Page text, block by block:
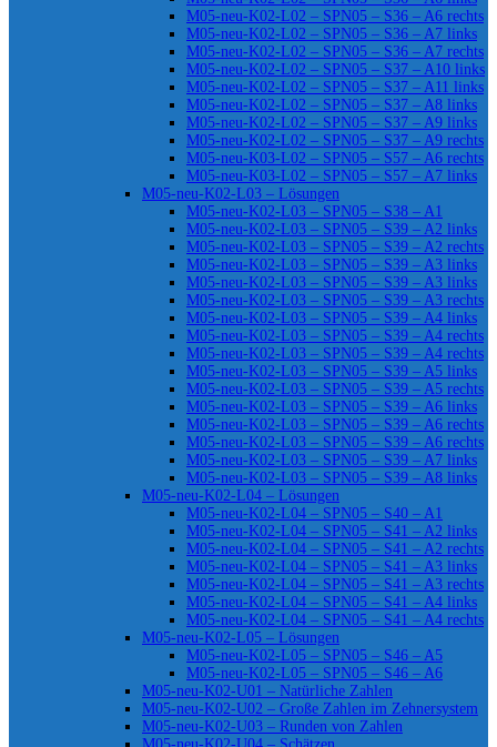
M05-neu-K02-L02 – SPN05 – S36 – A6 rechts
M05-neu-K02-L02 – SPN05 – S36 – A7 links
M05-neu-K02-L02 – SPN05 – S36 – A7 rechts
M05-neu-K02-L02 – SPN05 – S37 – A10 links
M05-neu-K02-L02 – SPN05 – S37 – A11 links
M05-neu-K02-L02 – SPN05 – S37 – A8 links
M05-neu-K02-L02 – SPN05 – S37 – A9 links
M05-neu-K02-L02 – SPN05 – S37 – A9 rechts
M05-neu-K03-L02 – SPN05 – S57 – A6 rechts
M05-neu-K03-L02 – SPN05 – S57 – A7 links
M05-neu-K02-L03 – Lösungen
M05-neu-K02-L03 – SPN05 – S38 – A1
M05-neu-K02-L03 – SPN05 – S39 – A2 links
M05-neu-K02-L03 – SPN05 – S39 – A2 rechts
M05-neu-K02-L03 – SPN05 – S39 – A3 links
M05-neu-K02-L03 – SPN05 – S39 – A3 links
M05-neu-K02-L03 – SPN05 – S39 – A3 rechts
M05-neu-K02-L03 – SPN05 – S39 – A4 links
M05-neu-K02-L03 – SPN05 – S39 – A4 rechts
M05-neu-K02-L03 – SPN05 – S39 – A4 rechts
M05-neu-K02-L03 – SPN05 – S39 – A5 links
M05-neu-K02-L03 – SPN05 – S39 – A5 rechts
M05-neu-K02-L03 – SPN05 – S39 – A6 links
M05-neu-K02-L03 – SPN05 – S39 – A6 rechts
M05-neu-K02-L03 – SPN05 – S39 – A6 rechts
M05-neu-K02-L03 – SPN05 – S39 – A7 links
M05-neu-K02-L03 – SPN05 – S39 – A8 links
M05-neu-K02-L04 – Lösungen
M05-neu-K02-L04 – SPN05 – S40 – A1
M05-neu-K02-L04 – SPN05 – S41 – A2 links
M05-neu-K02-L04 – SPN05 – S41 – A2 rechts
M05-neu-K02-L04 – SPN05 – S41 – A3 links
M05-neu-K02-L04 – SPN05 – S41 – A3 rechts
M05-neu-K02-L04 – SPN05 – S41 – A4 links
M05-neu-K02-L04 – SPN05 – S41 – A4 rechts
M05-neu-K02-L05 – Lösungen
M05-neu-K02-L05 – SPN05 – S46 – A5
M05-neu-K02-L05 – SPN05 – S46 – A6
M05-neu-K02-U01 – Natürliche Zahlen
M05-neu-K02-U02 – Große Zahlen im Zehnersystem
M05-neu-K02-U03 – Runden von Zahlen